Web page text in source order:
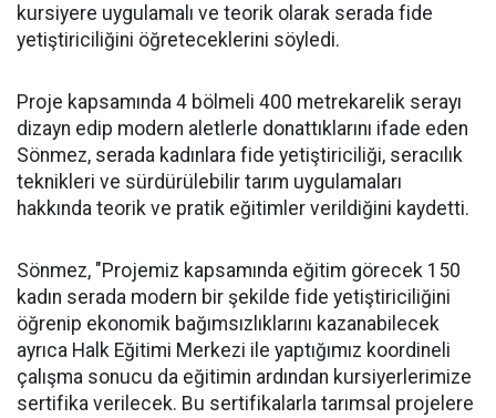
kursiyere uygulamalı ve teorik olarak serada fide
yetiştiriciliğini öğreteceklerini söyledi.
Proje kapsamında 4 bölmeli 400 metrekarelik serayı
dizayn edip modern aletlerle donattıklarını ifade eden
Sönmez, serada kadınlara fide yetiştiriciliği, seracılık
teknikleri ve sürdürülebilir tarım uygulamaları
hakkında teorik ve pratik eğitimler verildiğini kaydetti.
Sönmez, "Projemiz kapsamında eğitim görecek 150
kadın serada modern bir şekilde fide yetiştiriciliğini
öğrenip ekonomik bağımsızlıklarını kazanabilecek
ayrıca Halk Eğitimi Merkezi ile yaptığımız koordineli
çalışma sonucu da eğitimin ardından kursiyerlerimize
sertifika verilecek. Bu sertifikalarla tarımsal projelere